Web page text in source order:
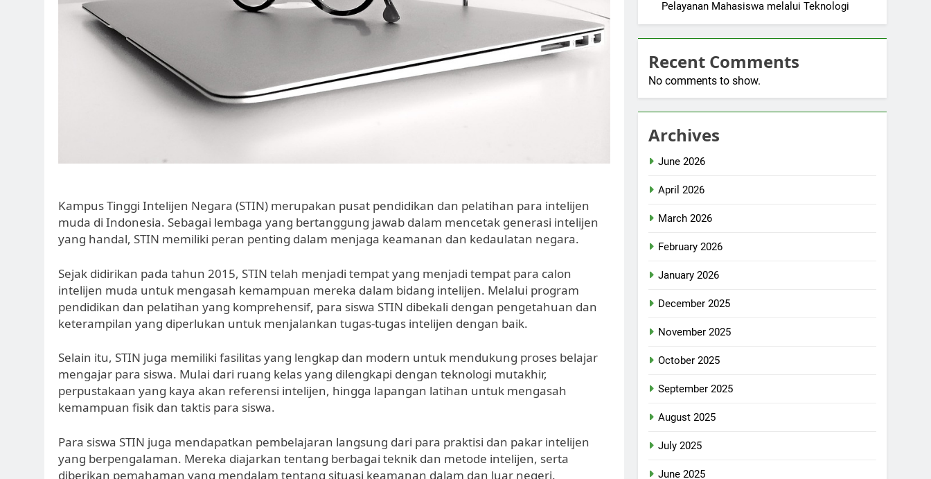
Kampus Tinggi Intelijen Negara (STIN) merupakan pusat pendidikan dan pelatihan para intelijen
muda di Indonesia. Sebagai lembaga yang bertanggung jawab dalam mencetak generasi intelijen
yang handal, STIN memiliki peran penting dalam menjaga keamanan dan kedaulatan negara.
Sejak didirikan pada tahun 2015, STIN telah menjadi tempat yang menjadi tempat para calon
intelijen muda untuk mengasah kemampuan mereka dalam bidang intelijen. Melalui program
pendidikan dan pelatihan yang komprehensif, para siswa STIN dibekali dengan pengetahuan dan
keterampilan yang diperlukan untuk menjalankan tugas-tugas intelijen dengan baik.
Selain itu, STIN juga memiliki fasilitas yang lengkap dan modern untuk mendukung proses belajar
mengajar para siswa. Mulai dari ruang kelas yang dilengkapi dengan teknologi mutakhir,
perpustakaan yang kaya akan referensi intelijen, hingga lapangan latihan untuk mengasah
kemampuan fisik dan taktis para siswa.
Para siswa STIN juga mendapatkan pembelajaran langsung dari para praktisi dan pakar intelijen
yang berpengalaman. Mereka diajarkan tentang berbagai teknik dan metode intelijen, serta
diberikan pemahaman yang mendalam tentang situasi keamanan dalam dan luar negeri.
Pelayanan Mahasiswa melalui Teknologi
Recent Comments
No comments to show.
Archives
June 2026
April 2026
March 2026
February 2026
January 2026
December 2025
November 2025
October 2025
September 2025
August 2025
July 2025
June 2025